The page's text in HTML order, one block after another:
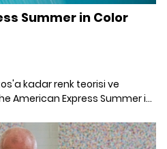
Summer in Color
kadar renk teorisi ve
American Express Summer in
ve American Express
kart üyelerine sunuyor.